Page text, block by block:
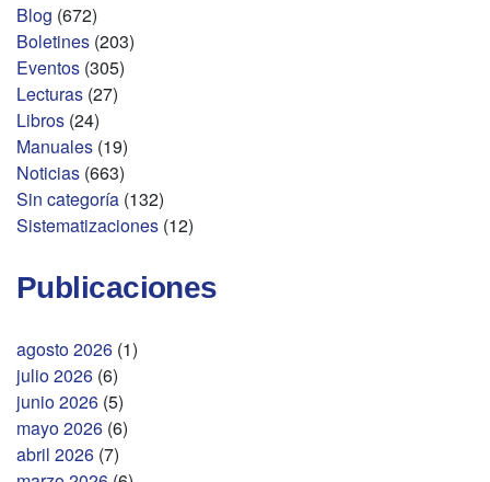
Blog (672)
Boletines (203)
Eventos (305)
Lecturas (27)
Libros (24)
Manuales (19)
Noticias (663)
Sin categoría (132)
Sistematizaciones (12)
Publicaciones
agosto 2026 (1)
julio 2026 (6)
junio 2026 (5)
mayo 2026 (6)
abril 2026 (7)